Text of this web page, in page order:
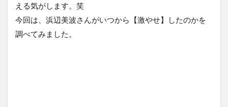
える気がします。笑
今回は、浜辺美波さんがいつから【激やせ】したのかを
調べてみました。